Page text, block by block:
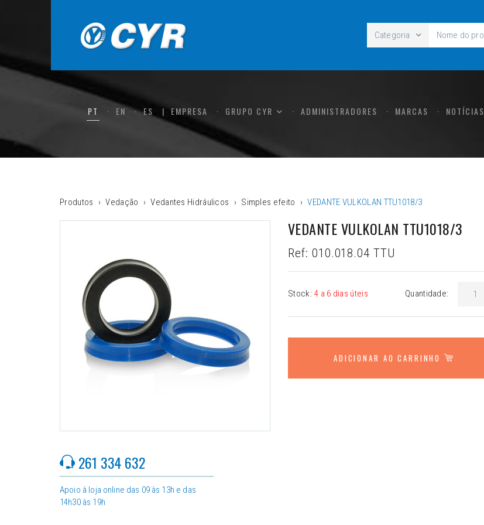
Categoria
PT EN ES EMPRESA GRUPO CYR ADMINISTRADORES MARCAS NOTÍCIAS
Produtos Vedação Vedantes Hidráulicos Simples efeito VEDANTE VULKOLAN TTU1018/3
VEDANTE VULKOLAN TTU1018/3
Ref: 010.018.04 TTU
261 334 632
Apoio à loja online das 09 às 13h e das
14h30 às 19h
Stock: 4 a 6 dias úteis Quantidade:
ADICIONAR AO CARRINHO